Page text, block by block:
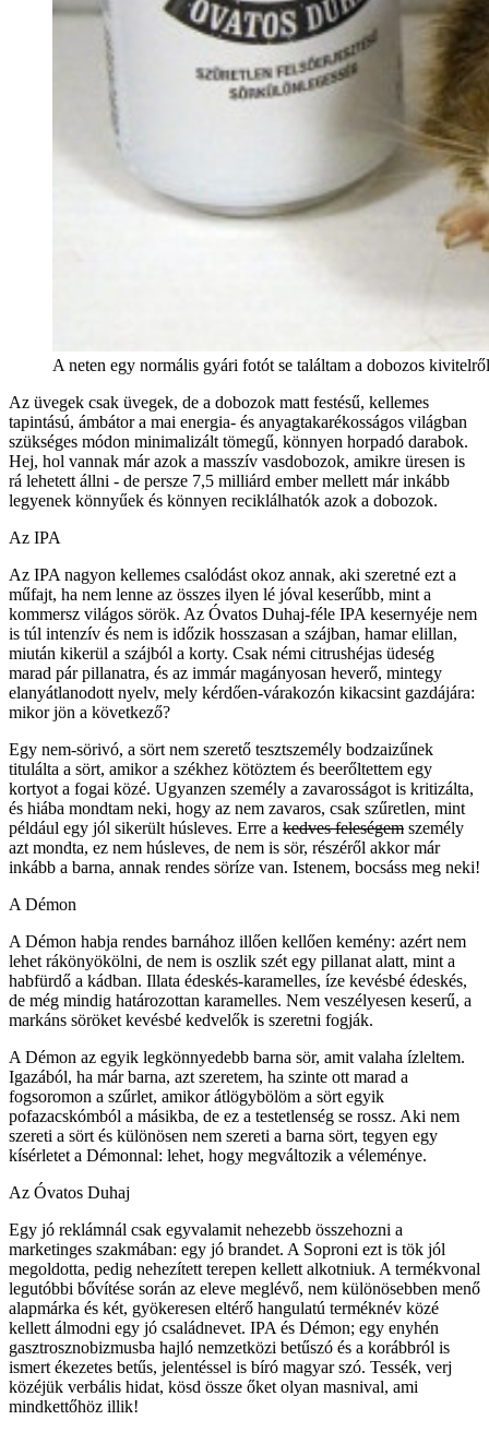
A neten egy normális gyári fotót se találtam a dobozos
Az üvegek csak üvegek, de a dobozok matt festésű, kellemes
tapintású, ámbátor a mai energia- és anyagtakarékosságos világban
szükséges módon minimalizált tömegű, könnyen horpadó darabok.
Hej, hol vannak már azok a masszív vasdobozok, amikre üresen is
rá lehetett állni - de persze 7,5 milliárd ember mellett már inkább
legyenek könnyűek és könnyen reciklálhatók azok a dobozok.
Az IPA
Az IPA nagyon kellemes csalódást okoz annak, aki szeretné ezt a
műfajt, ha nem lenne az összes ilyen lé jóval keserűbb, mint a
kommersz világos sörök. Az Óvatos Duhaj-féle IPA kesernyéje nem
is túl intenzív és nem is időzik hosszasan a szájban, hamar elillan,
miután kikerül a szájból a korty. Csak némi citrushéjas üdeség
marad pár pillanatra, és az immár magányosan heverő, mintegy
elanyátlanodott nyelv, mely kérdően-várakozón kikacsint gazdájára:
mikor jön a következő?
Egy nem-sörivó, a sört nem szerető tesztszemély bodzaizűnek
titulálta a sört, amikor a székhez kötöztem és beerőltettem egy
kortyot a fogai közé. Ugyanzen személy a zavarosságot is kritizálta,
és hiába mondtam neki, hogy az nem zavaros, csak szűretlen, mint
például egy jól sikerült húsleves. Erre a kedves feleségem személy
azt mondta, ez nem húsleves, de nem is sör, részéről akkor már
inkább a barna, annak rendes söríze van. Istenem, bocsáss meg neki!
A Démon
A Démon habja rendes barnához illően kellően kemény: azért nem
lehet rákönyökölni, de nem is oszlik szét egy pillanat alatt, mint a
habfürdő a kádban. Illata édeskés-karamelles, íze kevésbé édeskés,
de még mindig határozottan karamelles. Nem veszélyesen keserű, a
markáns söröket kevésbé kedvelők is szeretni fogják.
A Démon az egyik legkönnyedebb barna sör, amit valaha ízleltem.
Igazából, ha már barna, azt szeretem, ha szinte ott marad a
fogsoromon a szűrlet, amikor átlögybölöm a sört egyik
pofazacskómból a másikba, de ez a testetlenség se rossz. Aki nem
szereti a sört és különösen nem szereti a barna sört, tegyen egy
kísérletet a Démonnal: lehet, hogy megváltozik a véleménye.
Az Óvatos Duhaj
Egy jó reklámnál csak egyvalamit nehezebb összehozni a
marketinges szakmában: egy jó brandet. A Soproni ezt is tök jól
megoldotta, pedig nehezített terepen kellett alkotniuk. A termékvonal
legutóbbi bővítése során az eleve meglévő, nem különösebben menő
alapmárka és két, gyökeresen eltérő hangulatú terméknév közé
kellett álmodni egy jó családnevet. IPA és Démon; egy enyhén
gasztrosznobizmusba hajló nemzetközi betűszó és a korábbról is
ismert ékezetes betűs, jelentéssel is bíró magyar szó. Tessék, verj
közéjük verbális hidat, kösd össze őket olyan masnival, ami
mindkettőhöz illik!